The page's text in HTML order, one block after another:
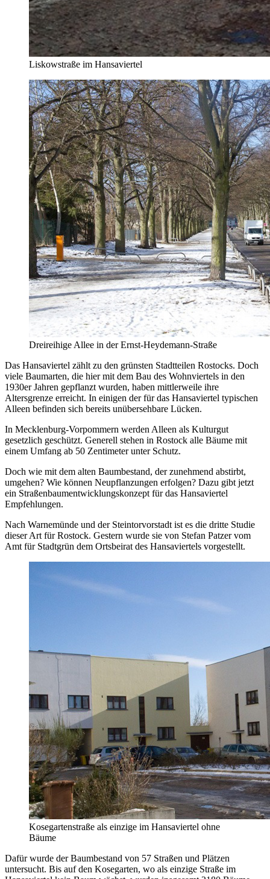
Liskowstraße im Hansaviertel
Dreireihige Allee in der Ernst-Heydemann-Straße
Das Hansaviertel zählt zu den grünsten Stadtteilen Rostocks. Doch
viele Baumarten, die hier mit dem Bau des Wohnviertels in den
1930er Jahren gepflanzt wurden, haben mittlerweile ihre
Altersgrenze erreicht. In einigen der für das Hansaviertel typischen
Alleen befinden sich bereits unübersehbare Lücken.
In Mecklenburg-Vorpommern werden Alleen als Kulturgut
gesetzlich geschützt. Generell stehen in Rostock alle Bäume mit
einem Umfang ab 50 Zentimeter unter Schutz.
Doch wie mit dem alten Baumbestand, der zunehmend abstirbt,
umgehen? Wie können Neupflanzungen erfolgen? Dazu gibt jetzt
ein Straßenbaumentwicklungskonzept für das Hansaviertel
Empfehlungen.
Nach Warnemünde und der Steintorvorstadt ist es die dritte Studie
dieser Art für Rostock. Gestern wurde sie von Stefan Patzer vom
Amt für Stadtgrün dem Ortsbeirat des Hansaviertels vorgestellt.
Kosegartenstraße als einzige im Hansaviertel ohne
Bäume
Dafür wurde der Baumbestand von 57 Straßen und Plätzen
untersucht. Bis auf den Kosegarten, wo als einzige Straße im